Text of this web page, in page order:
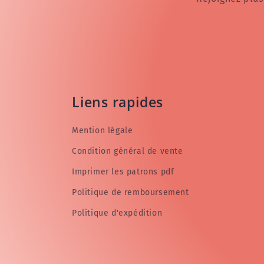
Liens rapides
Mention légale
Condition général de vente
Imprimer les patrons pdf
Politique de remboursement
Politique d'expédition